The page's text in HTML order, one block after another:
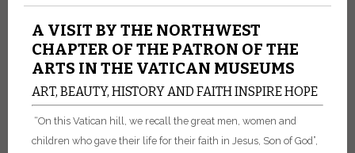
A VISIT BY THE NORTHWEST
CHAPTER OF THE PATRON OF THE
ARTS IN THE VATICAN MUSEUMS
ART, BEAUTY, HISTORY AND FAITH INSPIRE HOPE
“On this Vatican hill, we recall the great men, women and
children who gave their life for their faith in Jesus, Son of God”,